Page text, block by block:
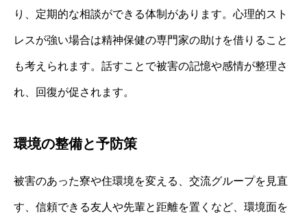
り、定期的な相談ができる体制があります。心理的スト
レスが強い場合は精神保健の専門家の助けを借りること
も考えられます。話すことで被害の記憶や感情が整理さ
れ、回復が促されます。
環境の整備と予防策
被害のあった寮や住環境を変える、交流グループを見直
す、信頼できる友人や先輩と距離を置くなど、環境面を